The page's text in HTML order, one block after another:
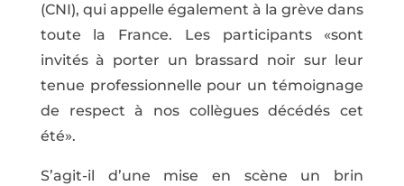
(CNI), qui appelle également à la grève dans
toute la France. Les participants «sont
invités à porter un brassard noir sur leur
tenue professionnelle pour un témoignage
de respect à nos collègues décédés cet
été».
S’agit-il d’une mise en scène un brin